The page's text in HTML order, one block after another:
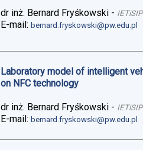
dr inż. Bernard Fryśkowski - IETiSIP
E-mail:bernard.fryskowski@pw.edu.pl
Laboratory model of intelligent
on NFC technology
dr inż. Bernard Fryśkowski - IETiSIP
E-mail:bernard.fryskowski@pw.edu.pl